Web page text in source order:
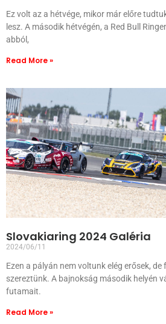
Ez volt az a hétvége, mikor már előre
lesz. A második hétvégén, a Red Bull
abból,
Read More »
Slovakiaring 2024 Galéria
2024/06/11
Ezen a pályán nem voltunk elég erősek,
szereztünk. A bajnokság második helyén
futamait.
Read More »